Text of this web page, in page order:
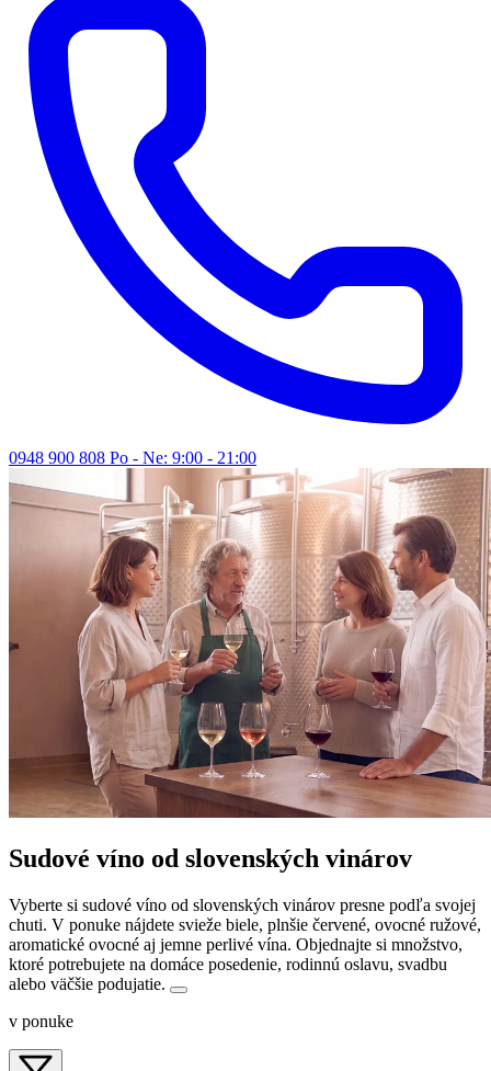
0948 900 808 Po - Ne: 9:00 - 21:00
Sudové víno od slovenských vinárov
Vyberte si sudové víno od slovenských vinárov presne podľa svojej
chuti. V ponuke nájdete svieže biele, plnšie červené, ovocné ružové,
aromatické ovocné aj jemne perlivé vína. Objednajte si množstvo,
ktoré potrebujete na domáce posedenie, rodinnú oslavu, svadbu
alebo väčšie podujatie.
v ponuke